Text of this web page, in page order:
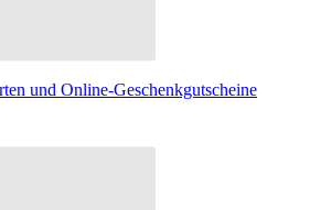
und Online-Geschenkgutscheine